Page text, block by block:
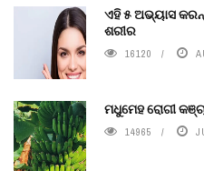
ଏହି ୫ ଅଭ୍ୟାସ
ଶରୀର
16120
ମଧୁମେହ ରୋଗୀ
14965